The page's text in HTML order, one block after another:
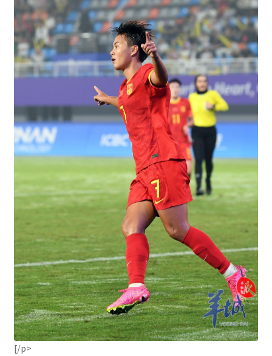
[/p>